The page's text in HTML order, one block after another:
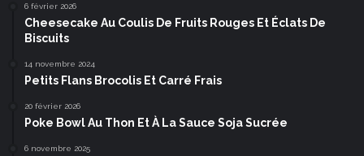
6 février 2026
Cheesecake Au Coulis De Fruits Rouges Et Éclats De
Biscuits
14 novembre 2024
Petits Flans Brocolis Et Carré Frais
20 février 2026
Poke Bowl Au Thon Et À La Sauce Soja Sucrée
6 novembre 2025